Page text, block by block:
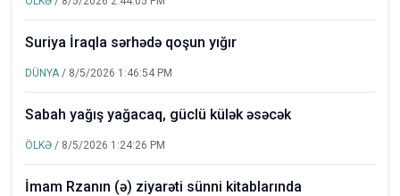
Suriya İraqla sərhədə qoşun yığır
DÜNYA / 8/5/2026 1:46:54 PM
Sabah yağış yağacaq, güclü külək əsəcək
ÖLKƏ / 8/5/2026 1:24:26 PM
İmam Rzanın (ə) ziyarəti sünni kitablarında